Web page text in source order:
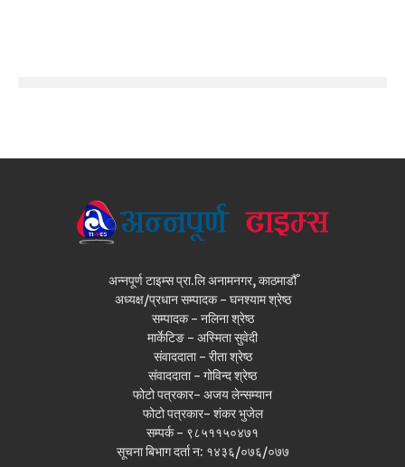
अन्नपूर्ण टाइम्स प्रा.लि अनामनगर, काठमाडौँ
अध्यक्ष/प्रधान सम्पादक - घनश्याम श्रेष्ठ
सम्पादक - नलिना श्रेष्ठ
मार्केटिङ - अस्मिता सुवेदी
संवाददाता - रीता श्रेष्ठ
संवाददाता - गोविन्द श्रेष्ठ
फोटो पत्रकार- अजय लेन्सम्यान
फोटो पत्रकार- शंकर भुजेल
सम्पर्क - ९८५११५०४७१
सूचना बिभाग दर्ता न: १४३६/०७६/०७७